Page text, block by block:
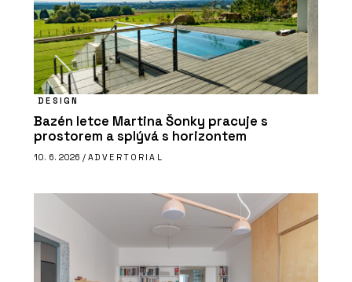
DESIGN
Bazén letce Martina Šonky pracuje s
prostorem a splývá s horizontem
10. 6. 2026 / ADVERTORIAL